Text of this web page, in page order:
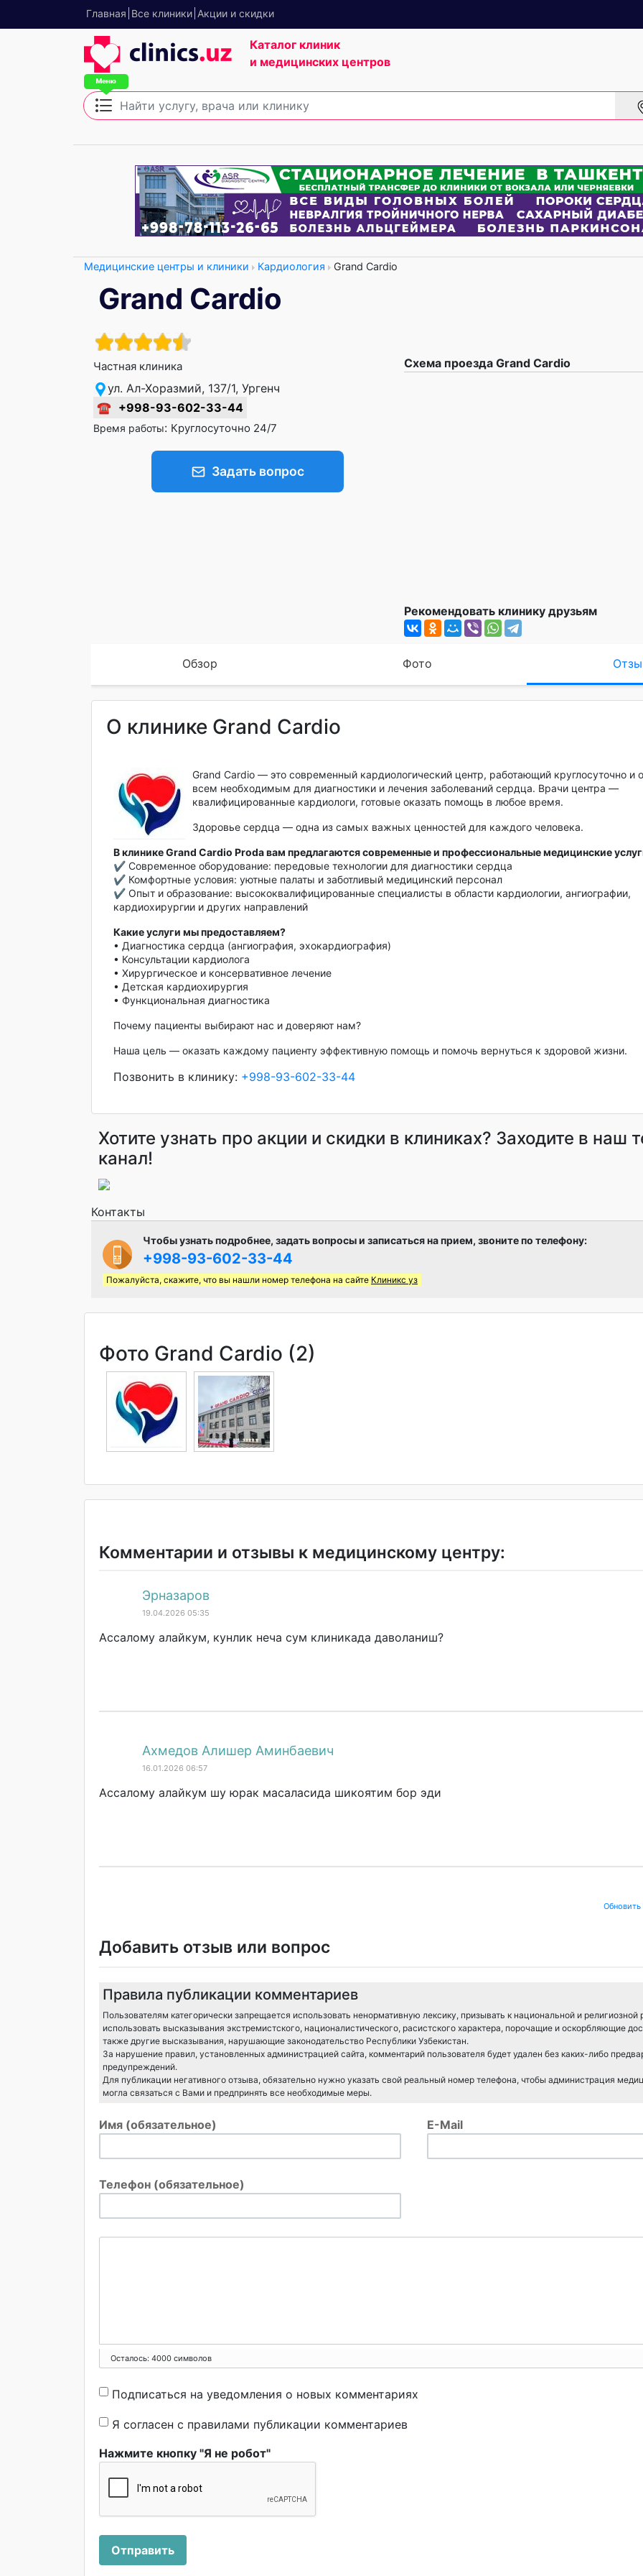
Главная Все клиники Акции и скидки
Каталог клиник
и медицинских центров
Медицинские центры и клиники Кардиология Grand Cardio
Grand Cardio
Частная клиника
ул. Ал-Хоразмий, 137/1, Ургенч
☎ +998-93-602-33-44
Время работы: Круглосуточно 24/7
Задать вопрос
Схема проезда Grand Cardio
Рекомендовать клинику друзьям
Обзор Фото
О клинике Grand Cardio
Grand Cardio — это современный кардиологический центр, работающий круглосуточно и
всем необходимым для диагностики и лечения заболеваний сердца. Врачи центра —
квалифицированные кардиологи, готовые оказать помощь в любое время.
Здоровье сердца — одна из самых важных ценностей для каждого человека.
В клинике Grand Cardio Proda вам предлагаются современные и профессиональные медицинские
✔ Современное оборудование: передовые технологии для диагностики сердца
✔ Комфортные условия: уютные палаты и заботливый медицинский персонал
✔ Опыт и образование: высококвалифицированные специалисты в области кардиологии, ангиографии,
кардиохирургии и других направлений
Какие услуги мы предоставляем?
• Диагностика сердца (ангиография, эхокардиография)
• Консультации кардиолога
• Хирургическое и консервативное лечение
• Детская кардиохирургия
• Функциональная диагностика
Почему пациенты выбирают нас и доверяют нам?
Наша цель — оказать каждому пациенту эффективную помощь и помочь вернуться к здоровой жизни.
Позвонить в клинику: +998-93-602-33-44
Хотите узнать про акции и скидки в клиниках? Заходите в наш
канал!
Контакты
Чтобы узнать подробнее, задать вопросы и записаться на прием, звоните по телефону:
+998-93-602-33-44
Пожалуйста, скажите, что вы нашли номер телефона на сайте Клиникс уз
Фото Grand Cardio (2)
Комментарии и отзывы к медицинскому центру:
Эрназаров
19.04.2026 05:35
Ассалому алайкум, кунлик неча сум клиникада даволаниш?
Ахмедов Алишер Аминбаевич
16.01.2026 06:57
Ассалому алайкум шу юрак масаласида шикоятим бор эди
Обновить
Добавить отзыв или вопрос
Правила публикации комментариев
Пользователям категорически запрещается использовать ненормативную лексику, призывать к национальной и религиозной
использовать высказывания экстремистского, националистического, расистского характера, порочащие и оскорбляющие
также другие высказывания, нарушающие законодательство Республики Узбекистан.
За нарушение правил, установленных администрацией сайта, комментарий пользователя будет удален без каких-либо
предупреждений.
Для публикации негативного отзыва, обязательно нужно указать свой реальный номер телефона, чтобы администрация
могла связаться с Вами и предпринять все необходимые меры.
Имя (обязательное) E-Mail
Телефон (обязательное)
Осталось: 4000 символов
Подписаться на уведомления о новых комментариях
Я согласен с правилами публикации комментариев
Нажмите кнопку "Я не робот"
Отправить